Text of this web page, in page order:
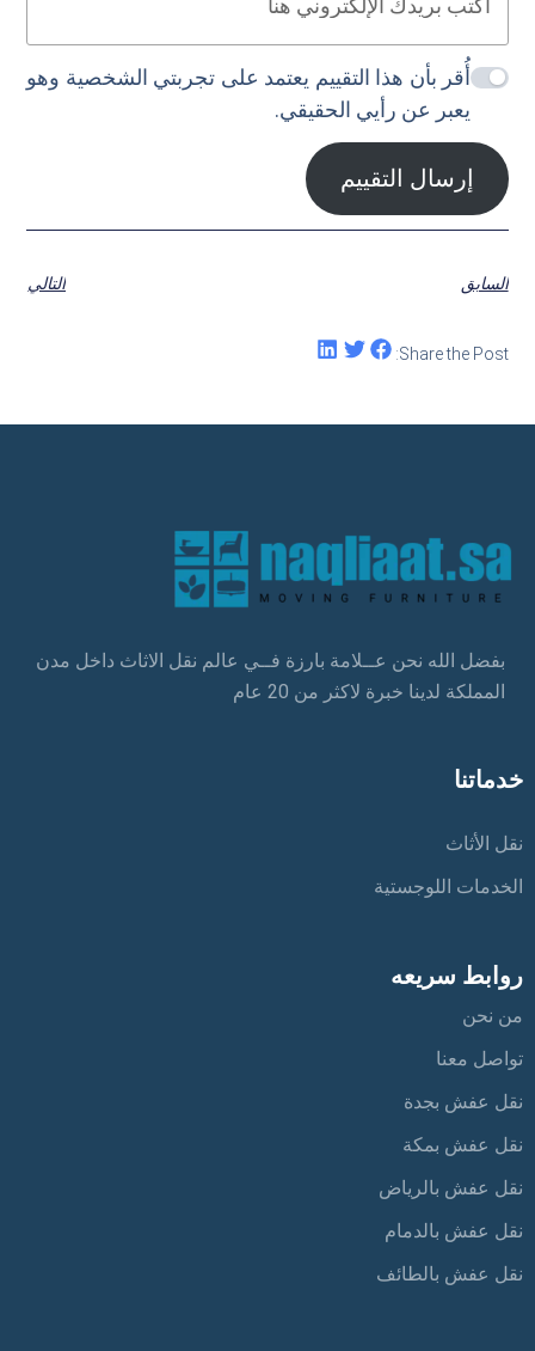
أُقر بأن هذا التقييم يعتمد على تجربتي الشخصية وهو
يعبر عن رأيي الحقيقي.
إرسال التقييم
السابق التالي
Share the Post:
بفضل الله نحن عــلامة بارزة فــي عالم نقل الاثاث داخل مدن
المملكة لدينا خبرة لاكثر من 20 عام
خدماتنا
نقل الأثاث
الخدمات اللوجستية
روابط سريعه
من نحن
تواصل معنا
نقل عفش بجدة
نقل عفش بمكة
نقل عفش بالرياض
نقل عفش بالدمام
نقل عفش بالطائف